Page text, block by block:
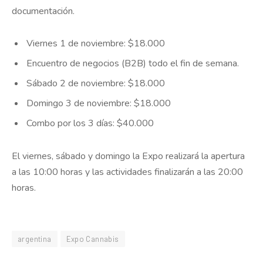
documentación.
Viernes 1 de noviembre: $18.000
Encuentro de negocios (B2B) todo el fin de semana.
Sábado 2 de noviembre: $18.000
Domingo 3 de noviembre: $18.000
Combo por los 3 días: $40.000
El viernes, sábado y domingo la Expo realizará la apertura
a las 10:00 horas y las actividades finalizarán a las 20:00
horas.
argentina Expo Cannabis